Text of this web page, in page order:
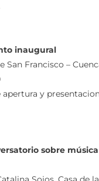
inaugural
San Francisco –
apertura y
sobre